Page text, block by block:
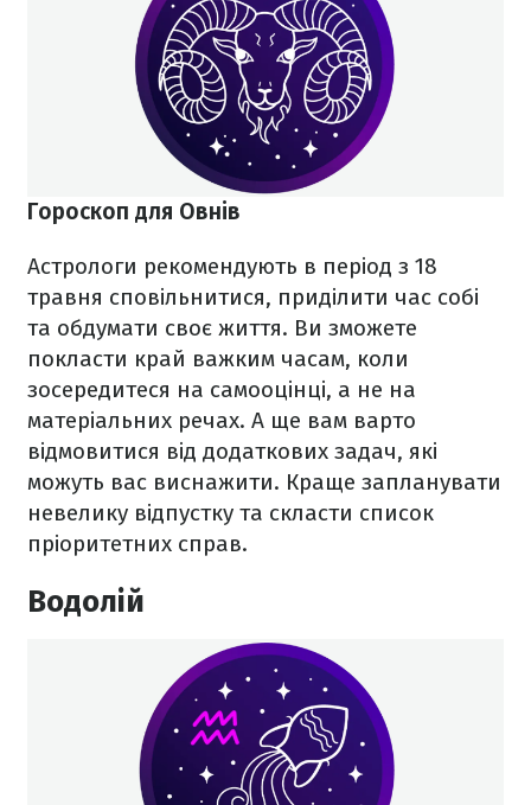
Гороскоп для Овнів
Астрологи рекомендують в період з 18
травня сповільнитися, приділити час собі
та обдумати своє життя. Ви зможете
покласти край важким часам, коли
зосередитеся на самооцінці, а не на
матеріальних речах. А ще вам варто
відмовитися від додаткових задач, які
можуть вас виснажити. Краще запланувати
невелику відпустку та скласти список
пріоритетних справ.
Водолій